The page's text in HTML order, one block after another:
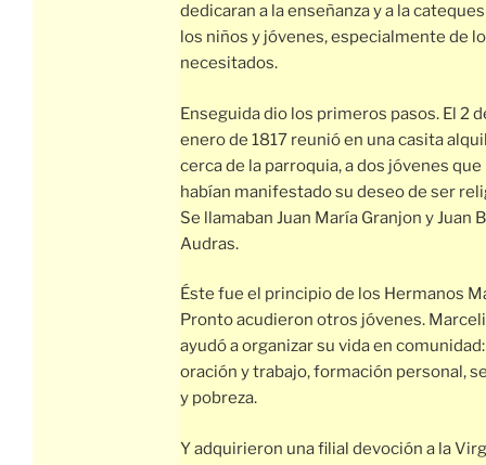
dedicaran a la enseñanza y a la
los niños y jóvenes, especialmente de
necesitados.
Enseguida dio los primeros pasos. El 2
enero de 1817 reunió en una casita
cerca de la parroquia, a dos jóvenes que
habían manifestado su deseo de ser
Se llamaban Juan María Granjon y Juan
Audras.
Éste fue el principio de los Hermanos
Pronto acudieron otros jóvenes.
ayudó a organizar su vida en comunidad:
oración y trabajo, formación personal,
y pobreza.
Y adquirieron una filial devoción a la